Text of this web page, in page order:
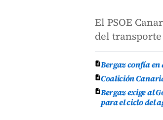
El PSOE
del
Bergaz confía en
Coalición
Bergaz exige al
para el ciclo del